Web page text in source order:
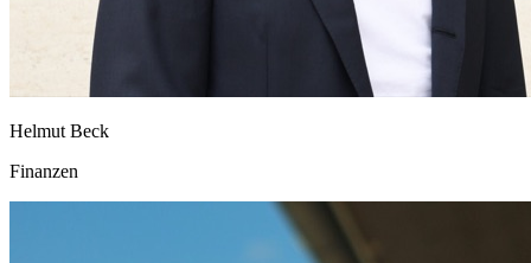
Helmut Beck
Finanzen